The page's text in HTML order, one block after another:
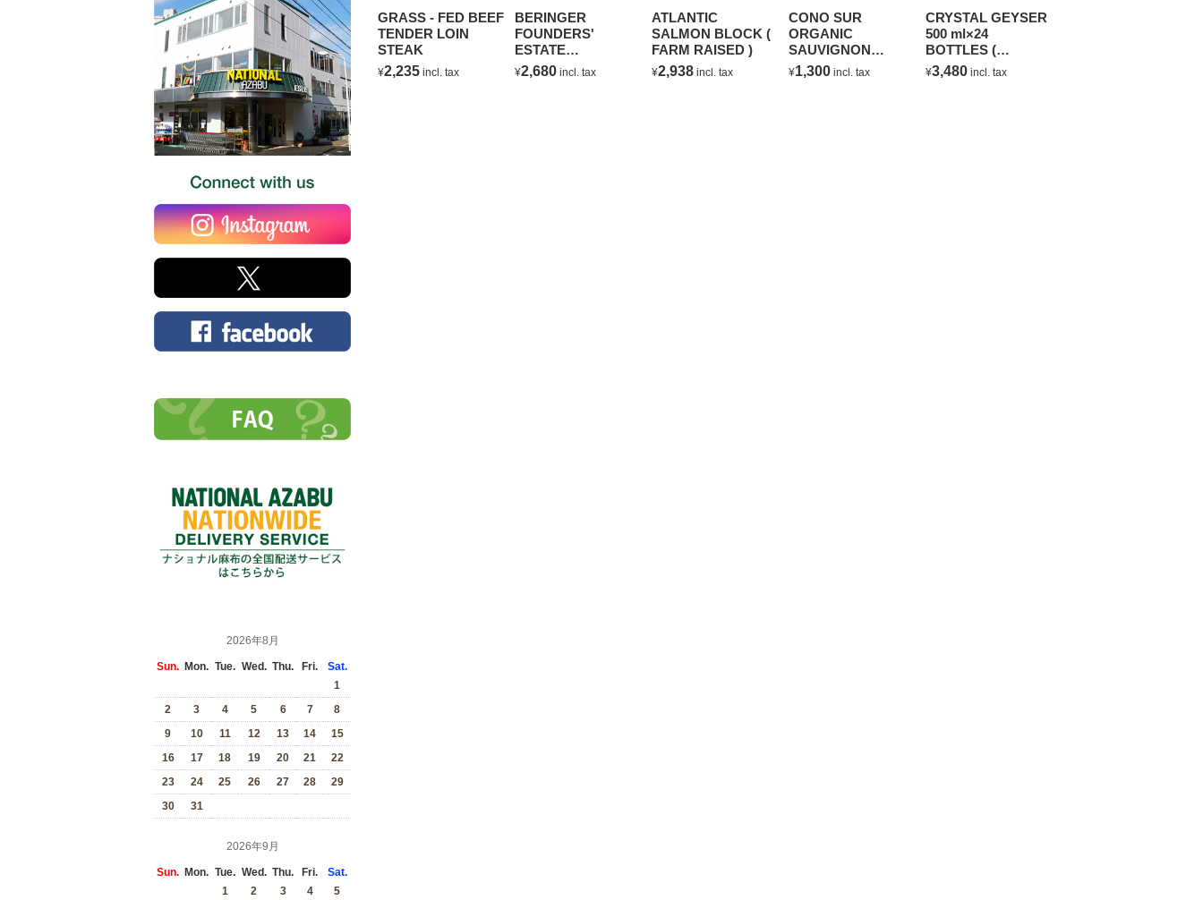
2026年8月
Sun. Mon. Tue. Wed. Thu. Fri.
Sat.
1
2
3 4 5 6 7
8
9
10 11 12 13 14
15
16
17 18 19 20 21
22
23
24 25 26 27 28
29
30
31
2026年9月
Sun. Mon. Tue. Wed. Thu. Fri.
Sat.
1
2 3 4 5
GRASS - FED BEEF
TENDER LOIN
STEAK
¥2,235 incl. tax
BERINGER
FOUNDERS'
ESTATE
CHARDONNAY
¥2,680 incl. tax
ATLANTIC
SALMON BLOCK (
FARM RAISED )
¥2,938 incl. tax
CONO SUR
ORGANIC
SAUVIGNON
BLANC
¥1,300 incl. tax
CRYSTAL GEYSER
500 ml×24
BOTTLES (
NATURAL
MINERAL WATER )
¥3,480 incl. tax